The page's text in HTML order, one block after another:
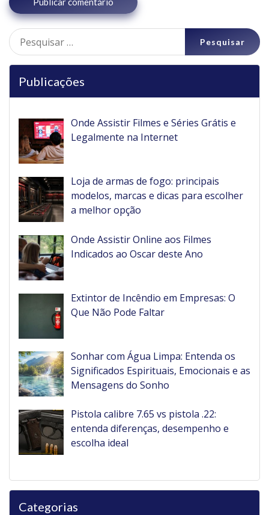
Pesquisar
por:
Publicações
Onde Assistir Filmes e Séries Grátis e
Legalmente na Internet
Loja de armas de fogo: principais
modelos, marcas e dicas para escolher
a melhor opção
Onde Assistir Online aos Filmes
Indicados ao Oscar deste Ano
Extintor de Incêndio em Empresas: O
Que Não Pode Faltar
Sonhar com Água Limpa: Entenda os
Significados Espirituais, Emocionais e as
Mensagens do Sonho
Pistola calibre 7.65 vs pistola .22:
entenda diferenças, desempenho e
escolha ideal
Categorias